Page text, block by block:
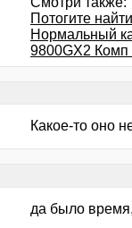
Потогите найти
Нормальный
9800GX2 Комп
Какое-то оно
да было